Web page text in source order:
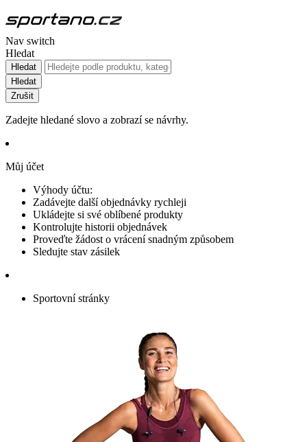
Nav switch
Hledat
Hledat
Hledat
Zrušit
Zadejte hledané slovo a zobrazí se návrhy.
Můj účet
Výhody účtu:
Zadávejte další objednávky rychleji
Ukládejte si své oblíbené produkty
Kontrolujte historii objednávek
Proveďte žádost o vrácení snadným způsobem
Sledujte stav zásilek
Sportovní stránky